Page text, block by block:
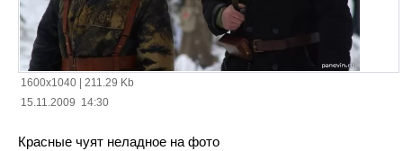
1600x1040
211.29 Kb
15.11.2009 14:30
Красные чуят неладное на фото